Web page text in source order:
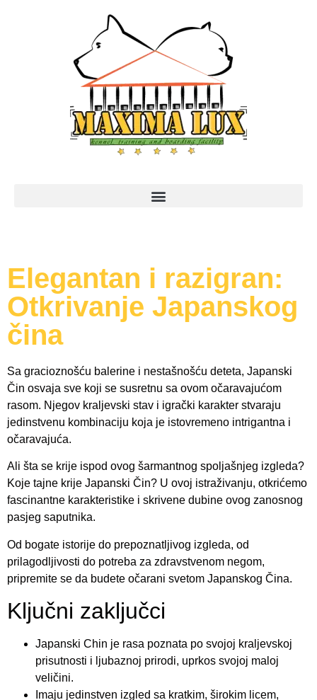
Elegantan i razigran:
Otkrivanje Japanskog
čina
Sa gracioznošću balerine i nestašnošću deteta, Japanski
Čin osvaja sve koji se susretnu sa ovom očaravajućom
rasom. Njegov kraljevski stav i igrački karakter stvaraju
jedinstvenu kombinaciju koja je istovremeno intrigantna i
očaravajuća.
Ali šta se krije ispod ovog šarmantnog spoljašnjeg izgleda?
Koje tajne krije Japanski Čin? U ovoj istraživanju, otkrićemo
fascinantne karakteristike i skrivene dubine ovog zanosnog
pasjeg saputnika.
Od bogate istorije do prepoznatljivog izgleda, od
prilagodljivosti do potreba za zdravstvenom negom,
pripremite se da budete očarani svetom Japanskog Čina.
Ključni zaključci
Japanski Chin je rasa poznata po svojoj kraljevskoj
prisutnosti i ljubaznoj prirodi, uprkos svojoj maloj
veličini.
Imaju jedinstven izgled sa kratkim, širokim licem,